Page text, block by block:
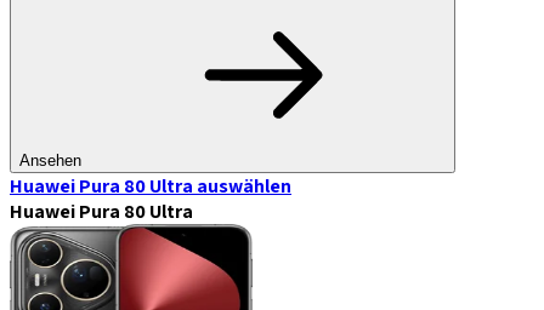
Ansehen
Huawei Pura 80 Ultra auswählen
Huawei Pura 80 Ultra